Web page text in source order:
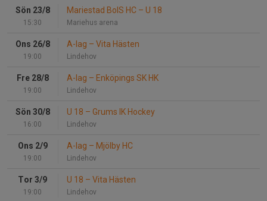
Sön 23/8
15:30
Mariestad BoIS HC – U 18
Mariehus arena
Ons 26/8
19:00
A-lag – Vita Hästen
Lindehov
Fre 28/8
19:00
A-lag – Enköpings SK HK
Lindehov
Sön 30/8
16:00
U 18 – Grums IK Hockey
Lindehov
Ons 2/9
19:00
A-lag – Mjölby HC
Lindehov
Tor 3/9
19:00
U 18 – Vita Hästen
Lindehov